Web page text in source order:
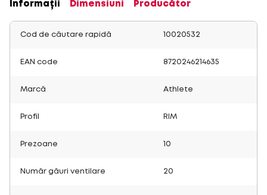
Informații Dimensiuni Producător
Cod de căutare rapidă 10020532
EAN code 8720246214635
Marcă Athlete
Profil RIM
Prezoane 10
Număr găuri ventilare 20